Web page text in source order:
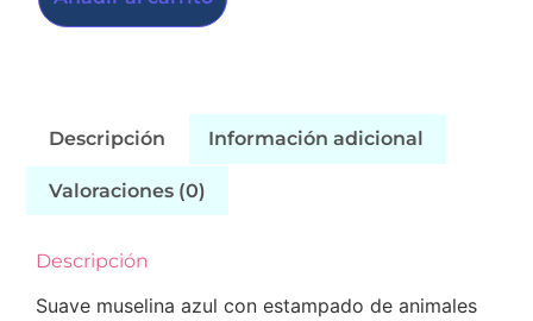
Descripción Información adicional
Valoraciones (0)
Descripción
Suave muselina azul con estampado de animales